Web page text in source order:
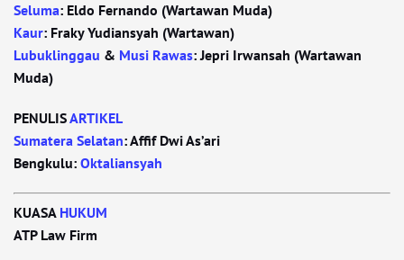
Seluma: Eldo Fernando (Wartawan Muda)
Kaur: Fraky Yudiansyah (Wartawan)
Lubuklinggau & Musi Rawas: Jepri Irwansah (Wartawan
Muda)
PENULISARTIKEL
Sumatera Selatan: Affif Dwi As’ari
Bengkulu: Oktaliansyah
KUASA HUKUM
ATP Law Firm